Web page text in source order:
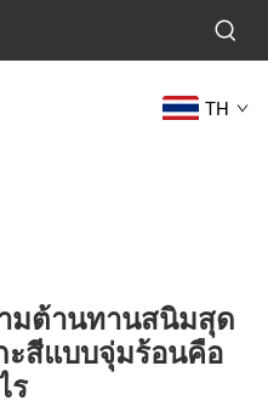
TH
มต้านทานสนิมสุด
ะสีแบบจุ่มร้อนคือ
ร